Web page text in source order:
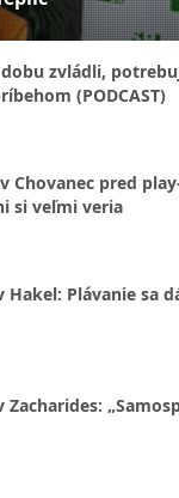
zvládli,
(PODCAST)
Chovanec pred
si veľmi veria
Hakel: Plávanie sa
Zacharides: